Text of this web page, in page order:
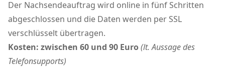
Der Nachsendeauftrag wird online in fünf Schritten
abgeschlossen und die Daten werden per SSL
verschlüsselt übertragen.
Kosten: zwischen 60 und 90 Euro(lt. Aussage des
Telefonsupports)